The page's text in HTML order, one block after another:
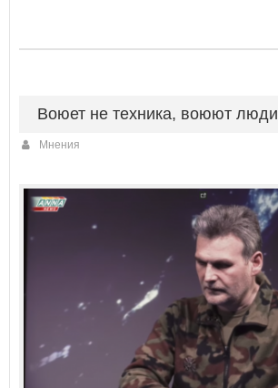
Воюет не техника, воюют люди
Мнения